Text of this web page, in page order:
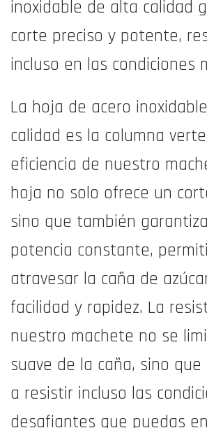
inoxidable de alta calidad
corte preciso y potente,
incluso en las condiciones
La hoja de acero
calidad es la columna
eficiencia de nuestro
hoja no solo ofrece un
sino que también
potencia constante,
atravesar la caña de
facilidad y rapidez. La
nuestro machete no se
suave de la caña, sino
a resistir incluso las
desafiantes que puedas